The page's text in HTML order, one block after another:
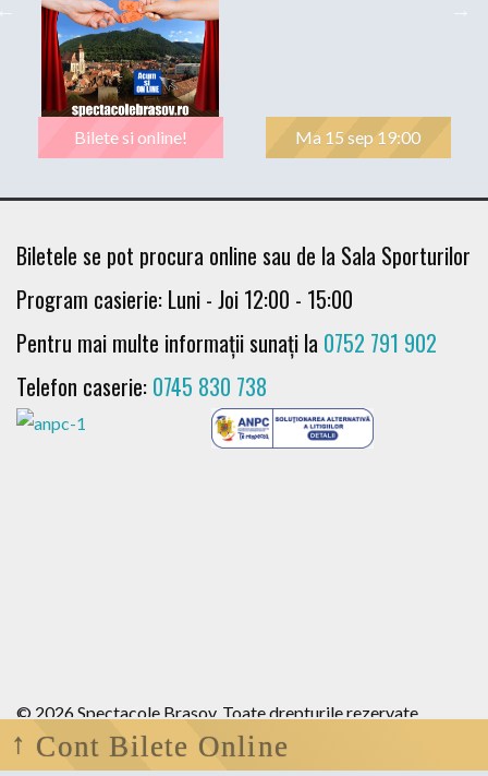
Cont Bilete Online
Bilete si online! Ma 15 sep 19:00
Biletele se pot procura online sau de la Sala Sporturilor
Program casierie: Luni - Joi 12:00 - 15:00
Pentru mai multe informații sunați la 0752 791 902
Telefon caserie: 0745 830 738
© 2026 Spectacole Brasov. Toate drepturile rezervate .
Termeni si conditii